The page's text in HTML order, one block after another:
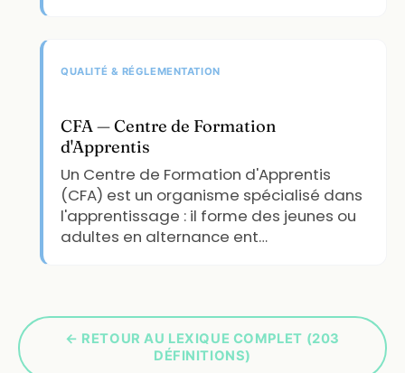
QUALITÉ & RÉGLEMENTATION
CFA — Centre de Formation
d'Apprentis
Un Centre de Formation d'Apprentis
(CFA) est un organisme spécialisé dans
l'apprentissage : il forme des jeunes ou
adultes en alternance ent…
← RETOUR AU LEXIQUE COMPLET (203
DÉFINITIONS)